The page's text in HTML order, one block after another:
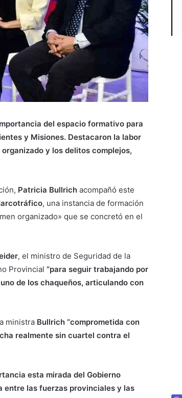
del espacio formativo para
y Misiones. Destacaron la labor
y los delitos complejos,
Patricia Bullrich acompañó este
, una instancia de formación
organizado» que se concretó en el
, el ministro de Seguridad de la
Provincial “para seguir trabajando por
de los chaqueños, articulando con
ministra Bullrich “comprometida con
realmente sin cuartel contra el
esta mirada del Gobierno
entre las fuerzas provinciales y las